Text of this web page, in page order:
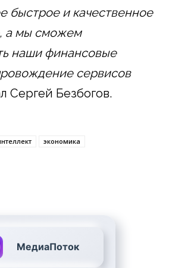
быстрое и качественное
а мы сможем
наши финансовые
сервисов
Сергей Безбогов.
экономика
МедиаПоток